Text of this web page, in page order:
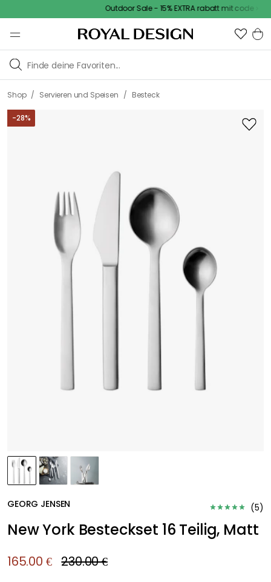
Outdoor Sale - 15% EXTRA rabatt mit code
Shop / Servieren und Speisen / Besteck
-28%
GEORG JENSEN (5)
New York Besteckset 16 Teilig, Matt
165.00 € 230.00 €